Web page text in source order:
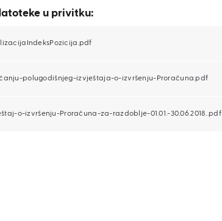
u privitku:
polugodišnjeg-izvještaja-o-izvršenju-Proračuna.pdf
o-izvršenju-Proračuna-za-razdoblje-01.01.-30.06.2018..pdf